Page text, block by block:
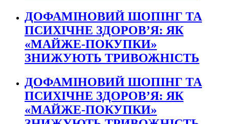
ДОФАМІНОВИЙ ШОПІНГ ТА
ПСИХІЧНЕ ЗДОРОВ’Я: ЯК
«МАЙЖЕ-ПОКУПКИ»
ЗНИЖУЮТЬ ТРИВОЖНІСТЬ
ДОФАМІНОВИЙ ШОПІНГ ТА
ПСИХІЧНЕ ЗДОРОВ’Я: ЯК
«МАЙЖЕ-ПОКУПКИ»